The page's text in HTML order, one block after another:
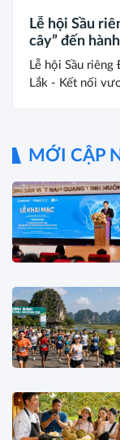
Lễ hội Sầu
cây” đến
Lễ hội Sầu
Lắk - Kết nối
MỚI CẬP